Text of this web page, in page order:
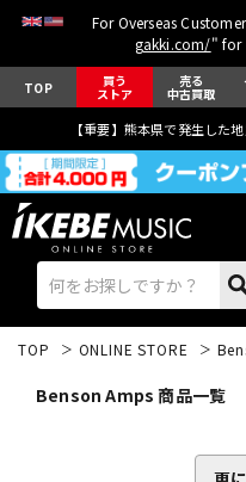
For Overseas
gakki.com/" for
TOP 買う
ストア
売る
中古買取
【重要】熊本県で発生した
TOP ONLINE STORE
Benson Amps 商品一覧